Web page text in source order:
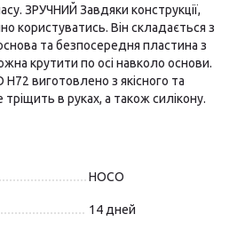
ЗРУЧНИЙ Завдяки конструкції,
користуватись. Він складається з
та безпосередня пластина з
крутити по осі навколо основи.
виготовлено з якісного та
в руках, а також силікону.
HOCO
14 дней